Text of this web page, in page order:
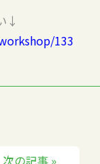
↓
133
次の記事 »